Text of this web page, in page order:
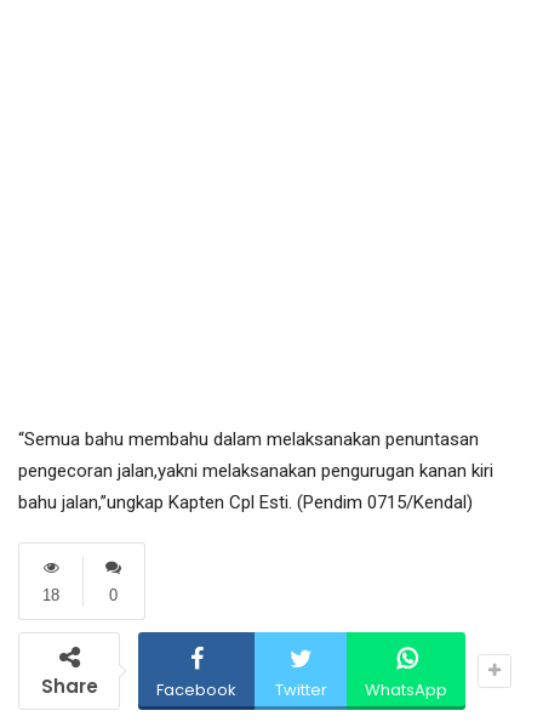
“Semua bahu membahu dalam melaksanakan penuntasan
pengecoran jalan,yakni melaksanakan pengurugan kanan kiri
bahu jalan,”ungkap Kapten Cpl Esti. (Pendim 0715/Kendal)
0
18
Share Facebook Twitter WhatsApp